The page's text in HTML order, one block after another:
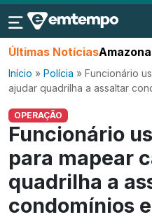
Últimas Notícias
Início » Polícia » Funcionário
ajudar quadrilha a assaltar
OPERAÇÃO
Funcionário
para mapear
quadrilha a
condomínios